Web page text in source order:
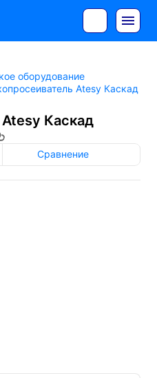
оборудование
Atesy Каскад
Каскад
Сравнение